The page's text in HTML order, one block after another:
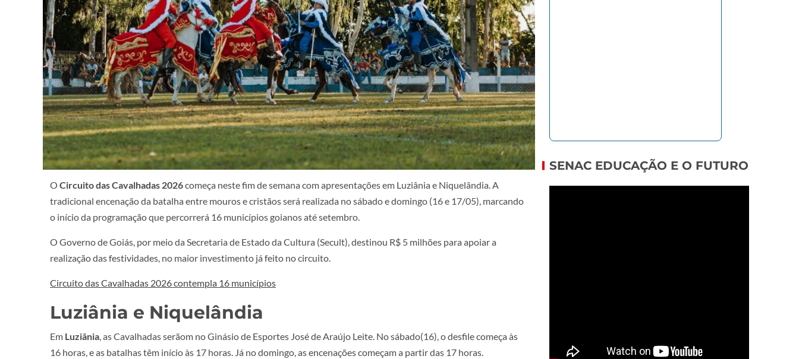
O Circuito das Cavalhadas 2026começa neste fim de semana com apresentações em Luziânia e Niquelândia. A
tradicional encenação da batalha entre mouros e cristãos será realizada no sábado e domingo (16 e 17/05), marcando
o início da programação que percorrerá 16 municípios goianos até setembro.
O Governo de Goiás, por meio da Secretaria de Estado da Cultura (Secult), destinou R$ 5 milhões para apoiar a
realização das festividades, no maior investimento já feito no circuito.
Circuito das Cavalhadas 2026 contempla 16 municípios
Luziânia e Niquelândia
Em Luziânia, as Cavalhadas serãom no Ginásio de Esportes José de Araújo Leite. No sábado(16), o desfile começa às
16 horas, e as batalhas têm início às 17 horas. Já no domingo, as encenações começam a partir das 17 horas.
SENAC EDUCAÇÃO E O FUTURO